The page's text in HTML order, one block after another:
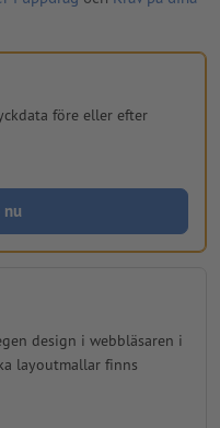
före eller efter
nu
design i webbläsaren i
layoutmallar finns